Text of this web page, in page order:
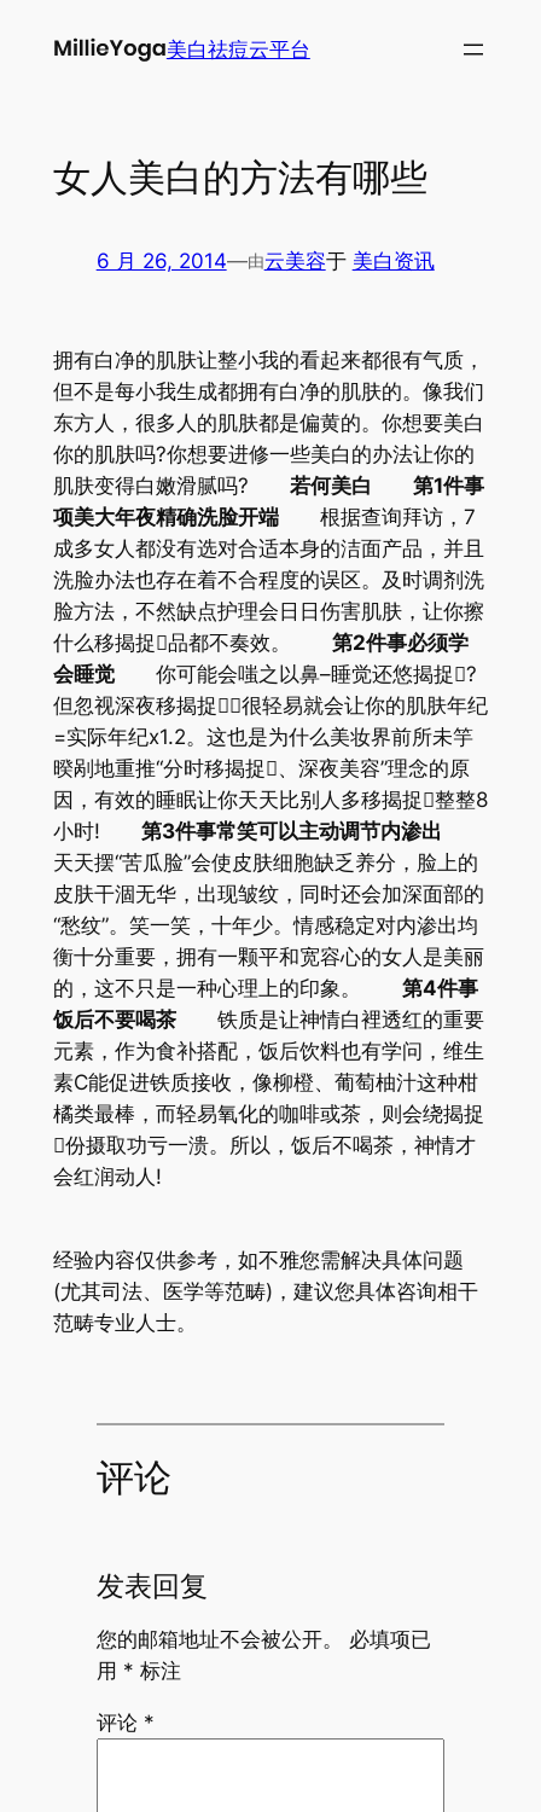
美白祛痘云平台
女人美白的方法有哪些
6 月 26, 2014—由云美容于 美白资讯
拥有白净的肌肤让整小我的看起来都很有气质，
但不是每小我生成都拥有白净的肌肤的。像我们
东方人，很多人的肌肤都是偏黄的。你想要美白
你的肌肤吗?你想要进修一些美白的办法让你的
肌肤变得白嫩滑腻吗?
若何美白 第1件事
项美大年夜精确洗脸开端根据查询拜访，7
成多女人都没有选对合适本身的洁面产品，并且
洗脸办法也存在着不合程度的误区。及时调剂洗
脸方法，不然缺点护理会日日伤害肌肤，让你擦
什么移揭捉品都不奏效。 第2件事必须学
会睡觉你可能会嗤之以鼻–睡觉还悠揭捉?
但忽视深夜移揭捉，很轻易就会让你的肌肤年纪
=实际年纪x1.2。这也是为什么美妆界前所未竽
暌剐地重推“分时移揭捉、深夜美容”理念的原
因，有效的睡眠让你天天比别人多移揭捉整整8
小时! 第3件事常笑可以主动调节内渗出
天天摆“苦瓜脸”会使皮肤细胞缺乏养分，脸上的
皮肤干涸无华，出现皱纹，同时还会加深面部的
“愁纹”。笑一笑，十年少。情感稳定对内渗出均
衡十分重要，拥有一颗平和宽容心的女人是美丽
的，这不只是一种心理上的印象。 第4件事
饭后不要喝茶铁质是让神情白裡透红的重要
元素，作为食补搭配，饭后饮料也有学问，维生
素C能促进铁质接收，像柳橙、葡萄柚汁这种柑
橘类最棒，而轻易氧化的咖啡或茶，则会绕揭捉
份摄取功亏一溃。所以，饭后不喝茶，神情才
会红润动人!
经验内容仅供参考，如不雅您需解决具体问题
(尤其司法、医学等范畴)，建议您具体咨询相干
范畴专业人士。
评论
发表回复
您的邮箱地址不会被公开。
必填项已
用 * 标注
评论 *